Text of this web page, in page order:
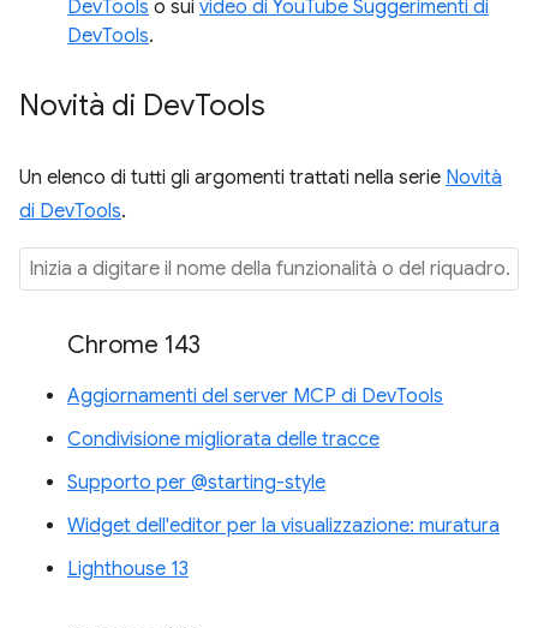
DevTools o sui video di YouTube Suggerimenti di
DevTools.
Novità di DevTools
Un elenco di tutti gli argomenti trattati nella serie Novità
di DevTools.
Chrome 143
Aggiornamenti del server MCP di DevTools
Condivisione migliorata delle tracce
Supporto per @starting-style
Widget dell'editor per la visualizzazione: muratura
Lighthouse 13